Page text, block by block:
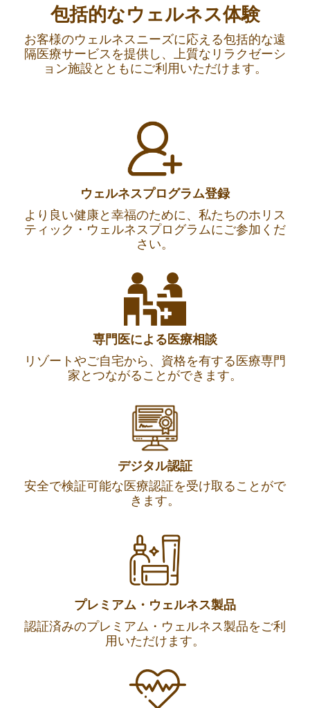
包括的なウェルネス体験
お客様のウェルネスニーズに応える包括的な遠
隔医療サービスを提供し、上質なリラクゼーシ
ョン施設とともにご利用いただけます。
ウェルネスプログラム登録
より良い健康と幸福のために、私たちのホリス
ティック・ウェルネスプログラムにご参加くだ
さい。
専門医による医療相談
リゾートやご自宅から、資格を有する医療専門
家とつながることができます。
デジタル認証
安全で検証可能な医療認証を受け取ることがで
きます。
プレミアム・ウェルネス製品
認証済みのプレミアム・ウェルネス製品をご利
用いただけます。